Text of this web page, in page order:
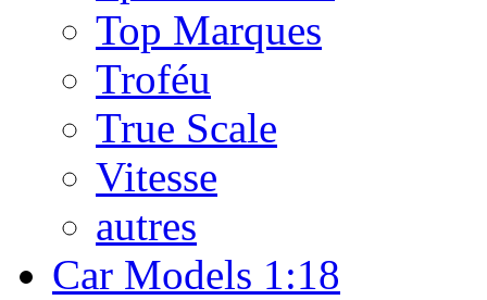
Top Marques
Troféu
True Scale
Vitesse
autres
Car Models 1:18